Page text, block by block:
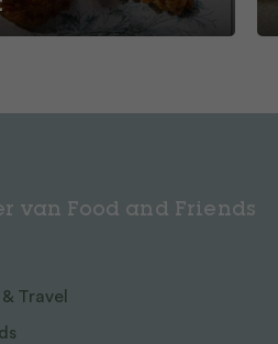
van Food and Friends
Travel